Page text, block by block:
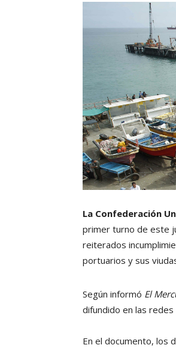
La Confederación
primer turno de este
reiterados
portuarios y sus
Según informó El
difundido en las redes
En el documento, los